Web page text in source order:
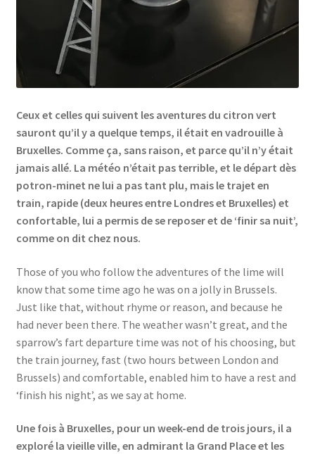
Ceux et celles qui suivent les aventures du citron vert
sauront qu’il y a quelque temps, il était en vadrouille à
Bruxelles. Comme ça, sans raison, et parce qu’il n’y était
jamais allé. La météo n’était pas terrible, et le départ dès
potron-minet ne lui a pas tant plu, mais le trajet en
train, rapide (deux heures entre Londres et Bruxelles) et
confortable, lui a permis de se reposer et de ‘finir sa nuit’,
comme on dit chez nous.
Those of you who follow the adventures of the lime will
know that some time ago he was on a jolly in Brussels.
Just like that, without rhyme or reason, and because he
had never been there. The weather wasn’t great, and the
sparrow’s fart departure time was not of his choosing, but
the train journey, fast (two hours between London and
Brussels) and comfortable, enabled him to have a rest and
‘finish his night’, as we say at home.
Une fois à Bruxelles, pour un week-end de trois jours, il a
exploré la vieille ville, en admirant la Grand Place et les